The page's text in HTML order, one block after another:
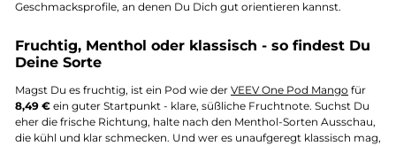
Geschmacksprofile, an denen Du Dich gut orientieren kannst.
Fruchtig, Menthol oder klassisch - so findest Du
Deine Sorte
Magst Du es fruchtig, ist ein Pod wie der VEEV One Pod Mango für
8,49 € ein guter Startpunkt - klare, süßliche Fruchtnote. Suchst Du
eher die frische Richtung, halte nach den Menthol-Sorten Ausschau,
die kühl und klar schmecken. Und wer es unaufgeregt klassisch mag,